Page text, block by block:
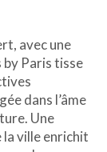
avec une
by Paris tisse
dans l’âme
Une
ville enrichit